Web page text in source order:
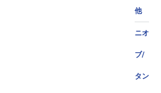
他
ニオ
ブ/
タン